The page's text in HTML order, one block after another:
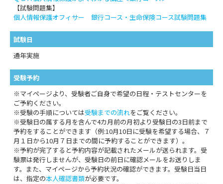
【試験問題集】
個人情報保護オフィサー 銀行コース・生命保険コース試験問題集
試験日
通年実施
受験予約
※マイページより、受験者ご自身で希望の日程・テストセンターを
ご予約ください。
※受験の手順については受験までの流れをご覧ください。
※受験日の属する月を含んで4カ月前の月初より受験日の3日前まで
予約をすることができます（例:10月10日に受験を希望する場合、７
月１日から10月７日までの間に予約することができます）。
※予約が完了すると予約内容が記載されたメールが送られます。受
験票は発行しませんが、受験日の前日に確認メールをお送りしま
す。また、マイページから予約状況の確認ができます。受験日当日
は、指定の本人確認書類が必要です。